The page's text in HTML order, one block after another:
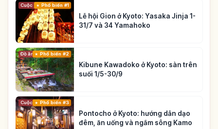
Cuộc sốngPhổ biến #1
Lễ hội Gion ở Kyoto: Yasaka Jinja 1-
31/7 và 34 Yamahoko
Đồ ăn Phổ biến #2
Kibune Kawadoko ở Kyoto: sàn trên
suối 1/5-30/9
Cuộc sốngPhổ biến #3
Pontocho ở Kyoto: hướng dẫn dạo
đêm, ăn uống và ngắm sông Kamo